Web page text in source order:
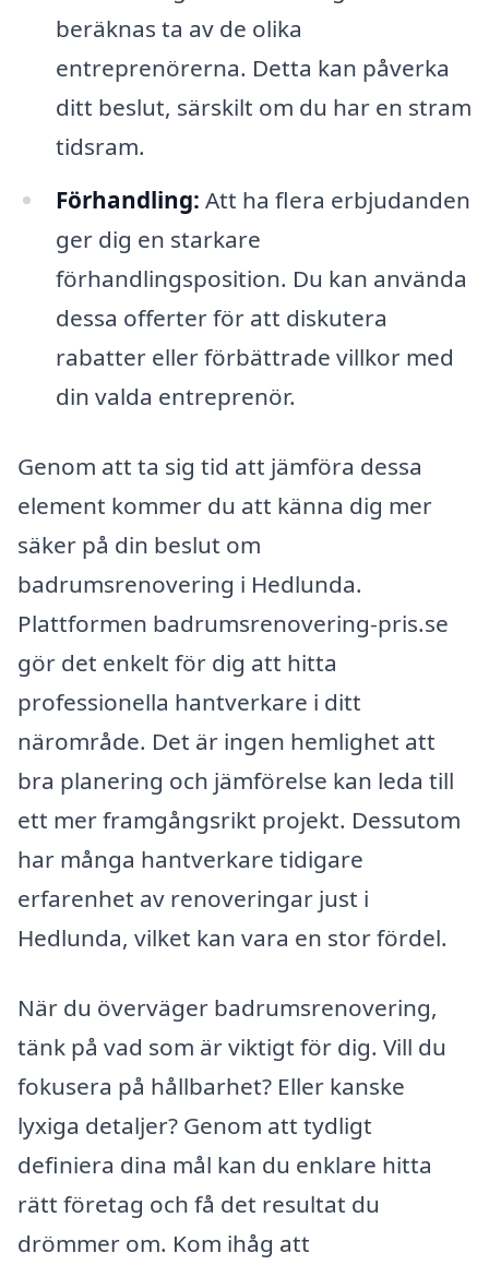
beräknas ta av de olika
entreprenörerna. Detta kan påverka
ditt beslut, särskilt om du har en stram
tidsram.
Förhandling: Att ha flera erbjudanden
ger dig en starkare
förhandlingsposition. Du kan använda
dessa offerter för att diskutera
rabatter eller förbättrade villkor med
din valda entreprenör.
Genom att ta sig tid att jämföra dessa
element kommer du att känna dig mer
säker på din beslut om
badrumsrenovering i Hedlunda.
Plattformen badrumsrenovering-pris.se
gör det enkelt för dig att hitta
professionella hantverkare i ditt
närområde. Det är ingen hemlighet att
bra planering och jämförelse kan leda till
ett mer framgångsrikt projekt. Dessutom
har många hantverkare tidigare
erfarenhet av renoveringar just i
Hedlunda, vilket kan vara en stor fördel.
När du överväger badrumsrenovering,
tänk på vad som är viktigt för dig. Vill du
fokusera på hållbarhet? Eller kanske
lyxiga detaljer? Genom att tydligt
definiera dina mål kan du enklare hitta
rätt företag och få det resultat du
drömmer om. Kom ihåg att